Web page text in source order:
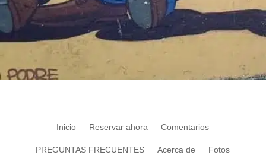
Inicio Reservar ahora Comentarios
PREGUNTAS FRECUENTES Acerca de Fotos